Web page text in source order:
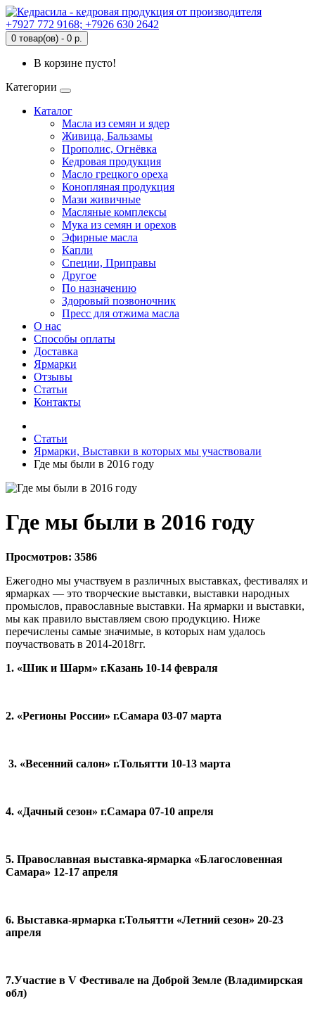
+7927 772 9168; +7926 630 2642
0 товар(ов) - 0 р.
В корзине пусто!
Категории
Каталог
Масла из семян и ядер
Живица, Бальзамы
Прополис, Огнёвка
Кедровая продукция
Масло грецкого ореха
Конопляная продукция
Мази живичные
Масляные комплексы
Мука из семян и орехов
Эфирные масла
Капли
Специи, Приправы
Другое
По назначению
Здоровый позвоночник
Пресс для отжима масла
О нас
Способы оплаты
Доставка
Ярмарки
Отзывы
Статьи
Контакты
Статьи
Ярмарки, Выставки в которых мы участвовали
Где мы были в 2016 году
Где мы были в 2016 году
Просмотров: 3586
Ежегодно мы участвуем в различных выставках, фестивалях и
ярмарках — это творческие выставки, выставки народных
промыслов, православные выставки. На ярмарки и выставки,
мы как правило выставляем свою продукцию. Ниже
перечислены самые значимые, в которых нам удалось
поучаствовать в 2014-2018гг.
1. «Шик и Шарм» г.Казань 10-14 февраля
2. «Регионы России» г.Самара 03-07 марта
3. «Весенний салон» г.Тольятти 10-13 марта
4. «Дачный сезон» г.Самара 07-10 апреля
5. Православная выставка-ярмарка «Благословенная
Самара» 12-17 апреля
6. Выставка-ярмарка г.Тольятти «Летний сезон» 20-23
апреля
7.Участие в V Фестивале на Доброй Земле (Владимирская
обл)